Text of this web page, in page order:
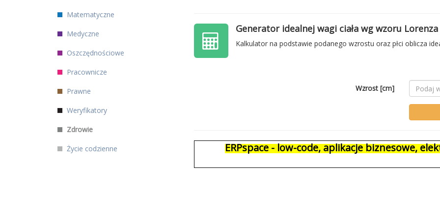
Matematyczne
Medyczne
Oszczędnościowe
Pracownicze
Prawne
Weryfikatory
Zdrowie
Życie codzienne
Generator idealnej wagi ciała wg wzoru Lorenza
Kalkulator na podstawie podanego wzrostu oraz płci oblicza
Wzrost [cm]
ERPspace - low-code, aplikacje biznesowe,